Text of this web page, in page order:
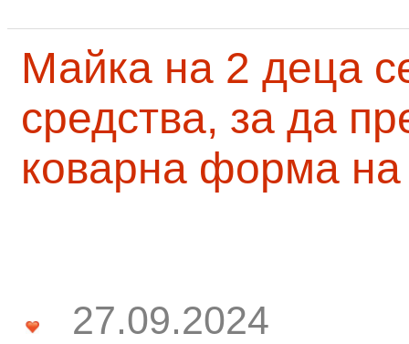
Майка на 2 деца
средства, за да
коварна форма на
27.09.2024